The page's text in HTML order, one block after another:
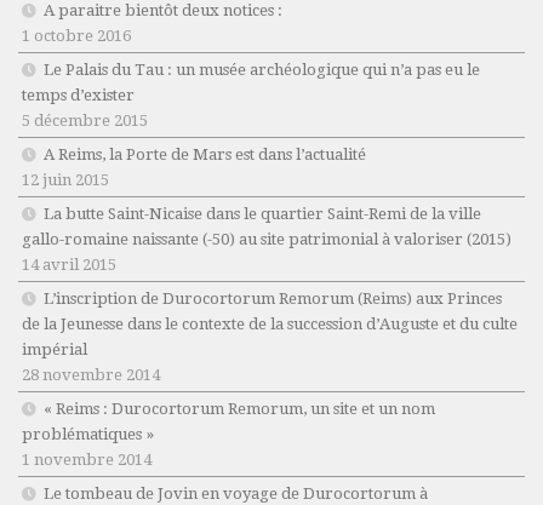
A paraitre bientôt deux notices :
1 octobre 2016
Le Palais du Tau : un musée archéologique qui n’a pas eu le
temps d’exister
5 décembre 2015
A Reims, la Porte de Mars est dans l’actualité
12 juin 2015
La butte Saint-Nicaise dans le quartier Saint-Remi de la ville
gallo-romaine naissante (-50) au site patrimonial à valoriser (2015)
14 avril 2015
L’inscription de Durocortorum Remorum (Reims) aux Princes
de la Jeunesse dans le contexte de la succession d’Auguste et du culte
impérial
28 novembre 2014
« Reims : Durocortorum Remorum, un site et un nom
problématiques »
1 novembre 2014
Le tombeau de Jovin en voyage de Durocortorum à